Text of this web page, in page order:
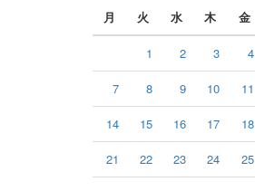
月
火 水 木 金
1 2 3 4
7 8 9 10 11
14 15 16 17 18
21 22 23 24 25